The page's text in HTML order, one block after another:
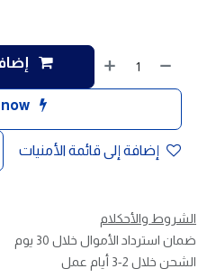
Buy now
إضافة إلى قائمة الأمنيات
الشروط والأحكلام
ضمان استرداد الأموال خلال 30 يوم
الشحن خلال 2-3 أيام عمل